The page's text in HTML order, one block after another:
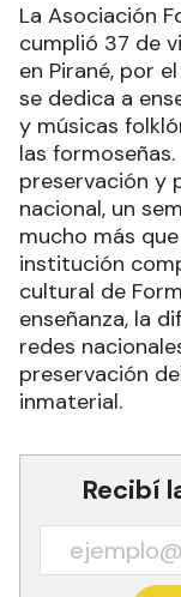
La Asociación
cumplió 37 de
en Pirané, por
se dedica a
y músicas
las
preservación y
nacional, un
mucho más
institución
cultural de
enseñanza, la
redes
preservación
inmaterial.
Recibí